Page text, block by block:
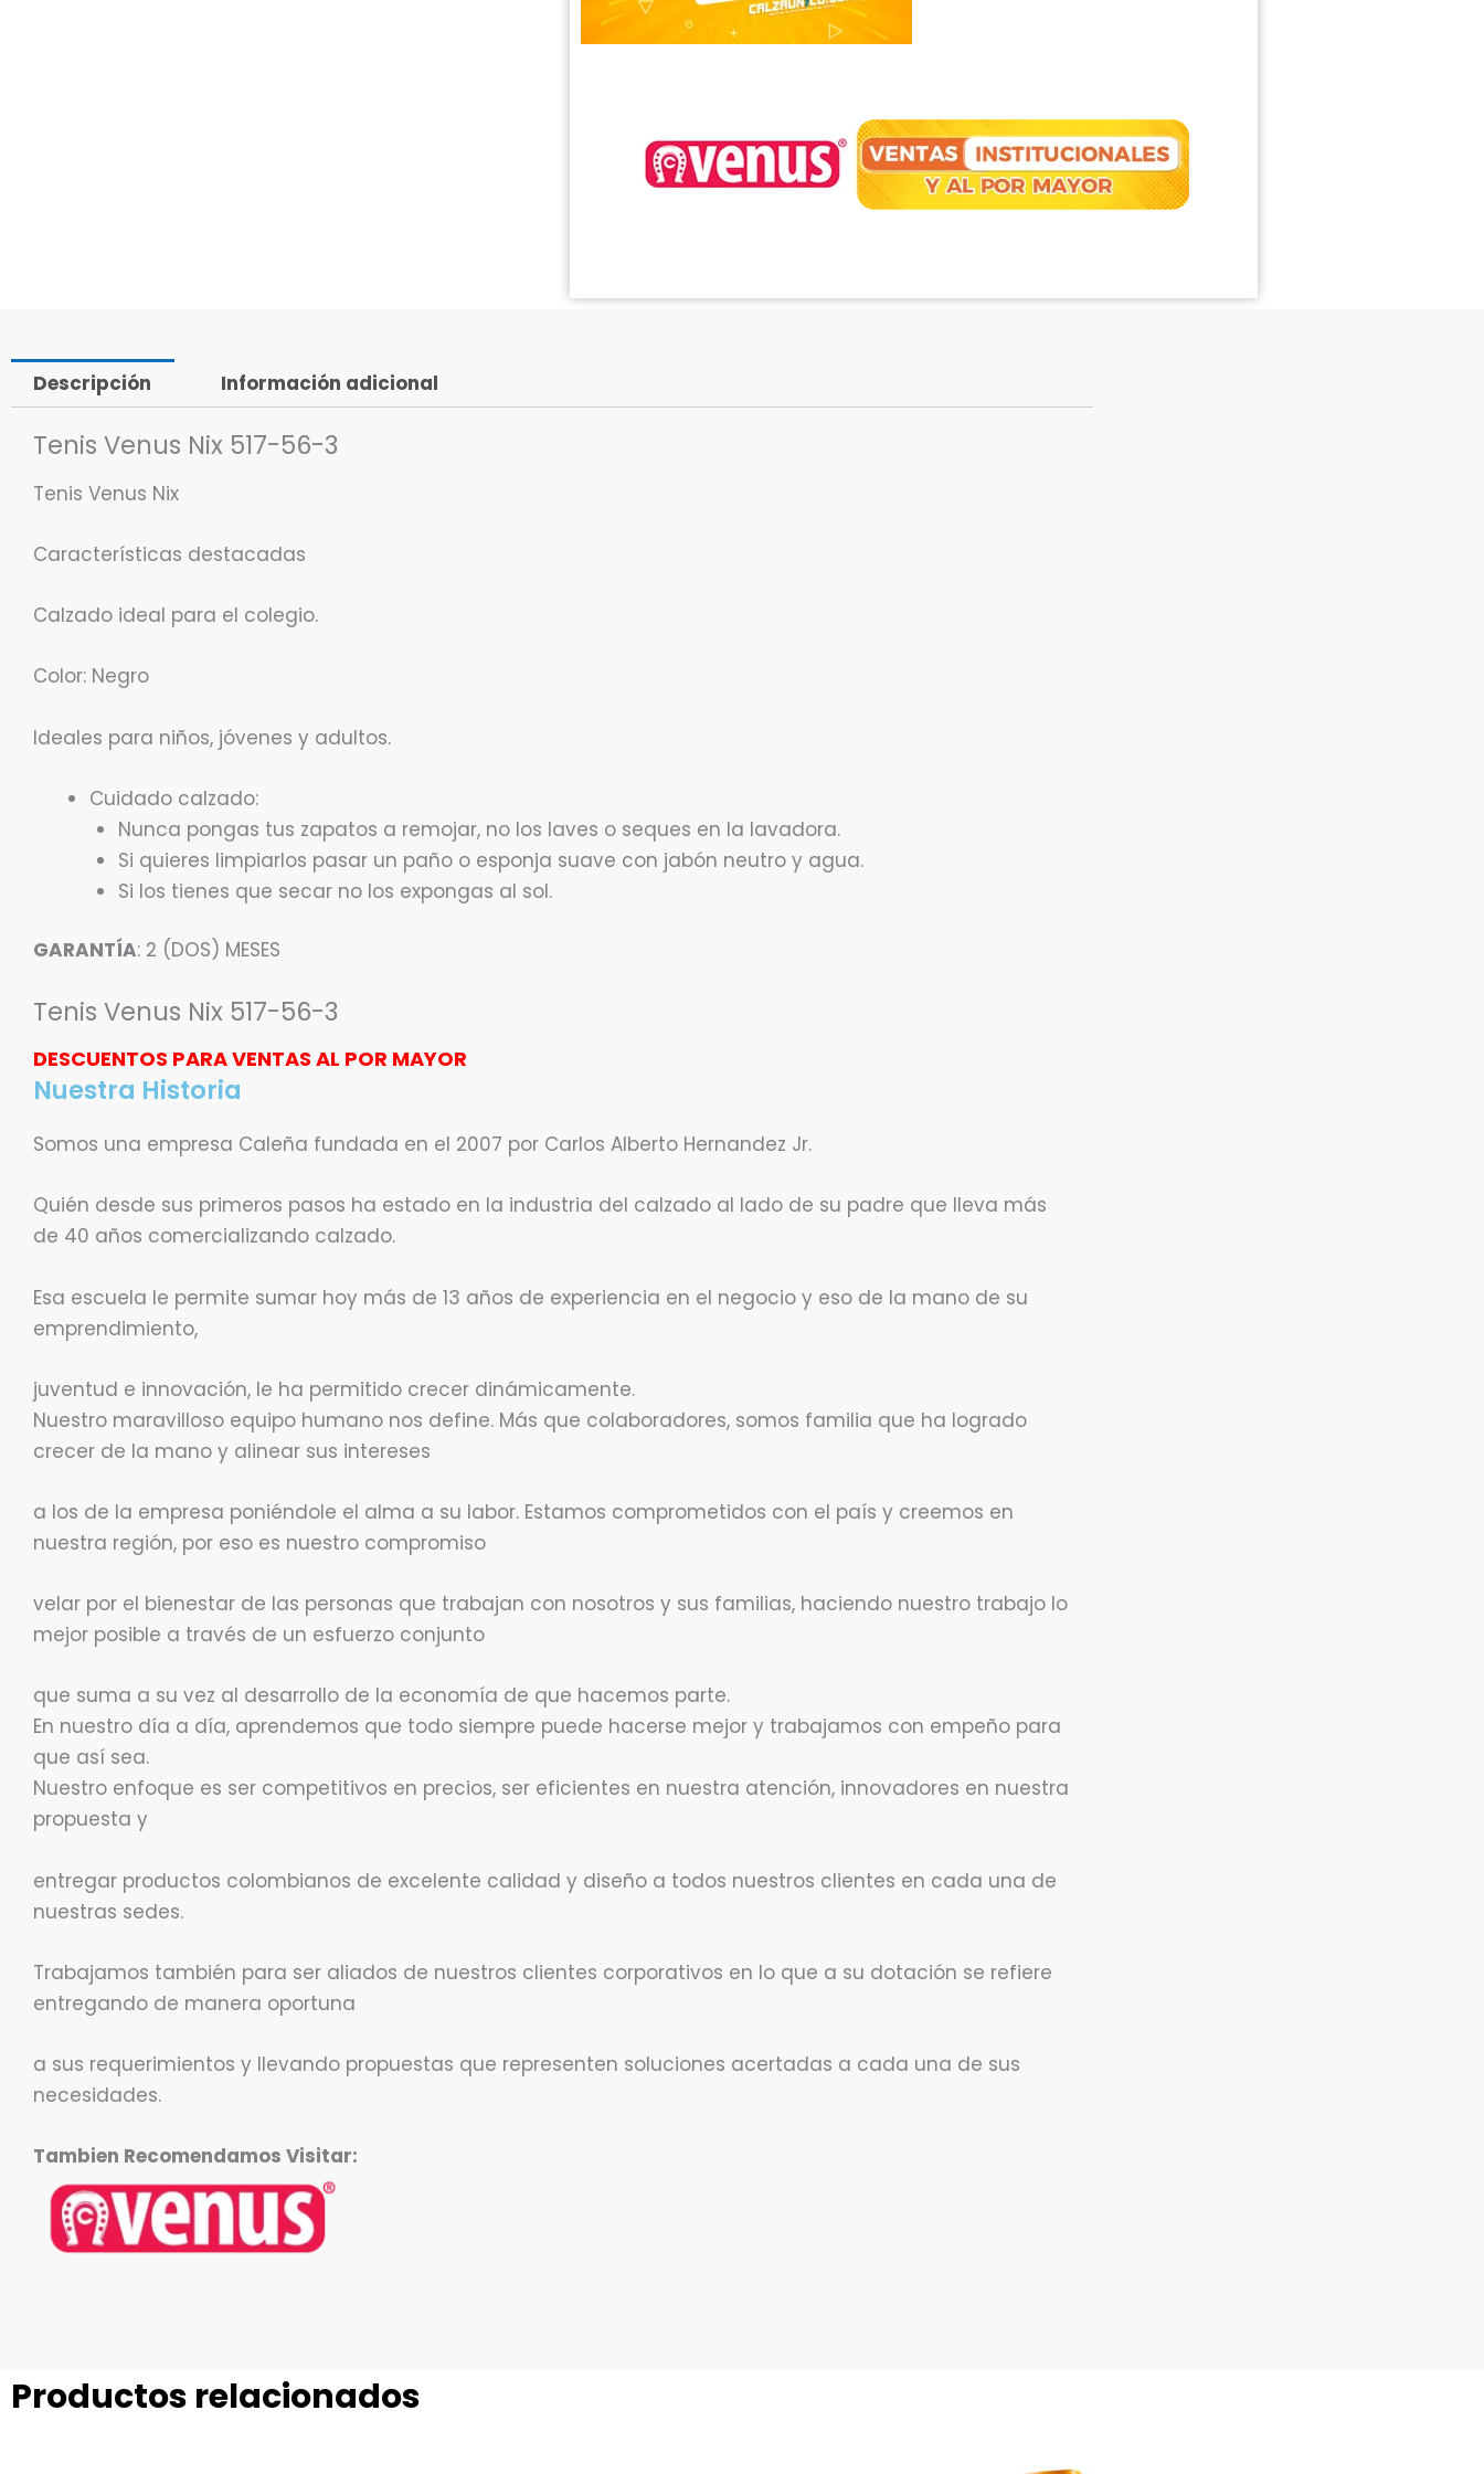
Descripción Información adicional
Tenis Venus Nix 517-56-3
Tenis Venus Nix
Características destacadas
Calzado ideal para el colegio.
Color: Negro
Ideales para niños, jóvenes y adultos.
Cuidado calzado:
Nunca pongas tus zapatos a remojar, no los laves o seques en la lavadora.
Si quieres limpiarlos pasar un paño o esponja suave con jabón neutro y agua.
Si los tienes que secar no los expongas al sol.
GARANTÍA: 2 (DOS) MESES
Tenis Venus Nix 517-56-3
DESCUENTOS PARA VENTAS AL POR MAYOR
Nuestra Historia
Somos una empresa Caleña fundada en el 2007 por Carlos Alberto Hernandez Jr.
Quién desde sus primeros pasos ha estado en la industria del calzado al lado de su padre que lleva más
de 40 años comercializando calzado.
Esa escuela le permite sumar hoy más de 13 años de experiencia en el negocio y eso de la mano de su
emprendimiento,
juventud e innovación, le ha permitido crecer dinámicamente.
Nuestro maravilloso equipo humano nos define. Más que colaboradores, somos familia que ha logrado
crecer de la mano y alinear sus intereses
a los de la empresa poniéndole el alma a su labor. Estamos comprometidos con el país y creemos en
nuestra región, por eso es nuestro compromiso
velar por el bienestar de las personas que trabajan con nosotros y sus familias, haciendo nuestro trabajo lo
mejor posible a través de un esfuerzo conjunto
que suma a su vez al desarrollo de la economía de que hacemos parte.
En nuestro día a día, aprendemos que todo siempre puede hacerse mejor y trabajamos con empeño para
que así sea.
Nuestro enfoque es ser competitivos en precios, ser eficientes en nuestra atención, innovadores en nuestra
propuesta y
entregar productos colombianos de excelente calidad y diseño a todos nuestros clientes en cada una de
nuestras sedes.
Trabajamos también para ser aliados de nuestros clientes corporativos en lo que a su dotación se refiere
entregando de manera oportuna
a sus requerimientos y llevando propuestas que representen soluciones acertadas a cada una de sus
necesidades.
Tambien Recomendamos Visitar:
Productos relacionados